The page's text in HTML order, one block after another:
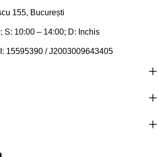
155, București
S: 10:00 – 14:00; D: Inchis
15595390 / J2003009643405